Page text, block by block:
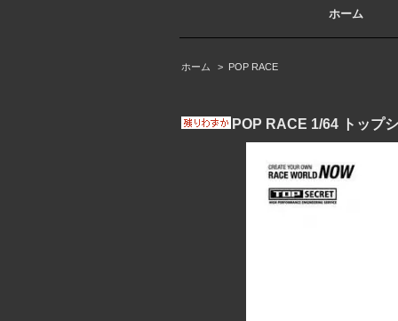
ホーム
ホーム > POP RACE
POP RACE 1/64 トップ